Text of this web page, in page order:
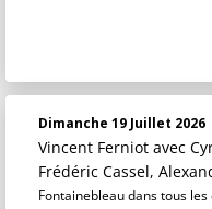
Dimanche 19 Juillet 2026
Vincent Ferniot avec
Frédéric Cassel,
Fontainebleau dans tous